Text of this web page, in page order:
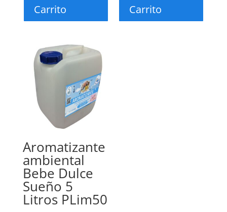
Carrito
Carrito
Aromatizante
ambiental
Bebe Dulce
Sueño 5
Litros PLim50